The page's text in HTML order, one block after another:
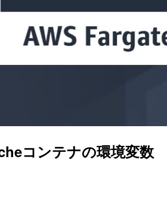
コンテナの環境変数